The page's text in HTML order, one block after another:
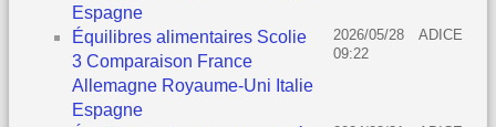
Espagne
Équilibres alimentaires Scolie
3 Comparaison France
Allemagne Royaume-Uni Italie
Espagne
2026/05/28
09:22
ADICE